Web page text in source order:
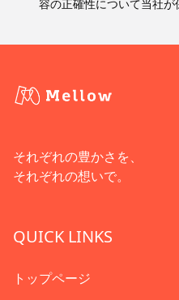
容の正確性について当社が
それぞれの豊かさを、
それぞれの想いで。
QUICK LINKS
トップページ